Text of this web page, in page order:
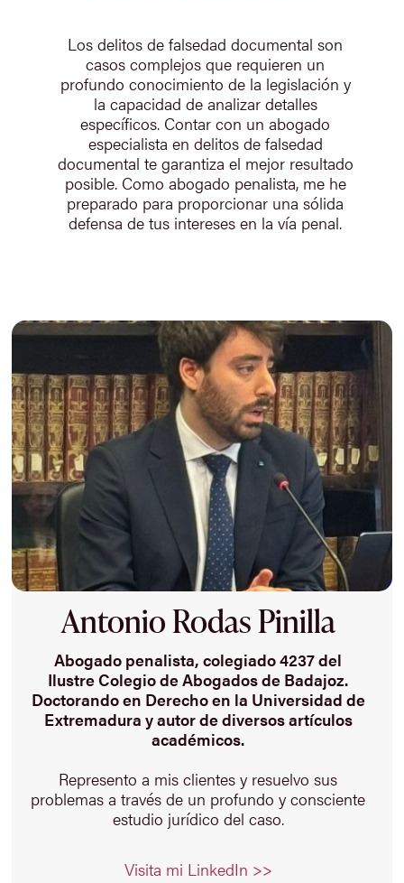
Los delitos de falsedad documental son
casos complejos que requieren un
profundo conocimiento de la legislación y
la capacidad de analizar detalles
específicos. Contar con un abogado
especialista en delitos de falsedad
documental te garantiza el mejor resultado
posible. Como abogado penalista, me he
preparado para proporcionar una sólida
defensa de tus intereses en la vía penal.
Antonio Rodas Pinilla
Abogado penalista, colegiado 4237 del
Ilustre Colegio de Abogados de Badajoz.
Doctorando en Derecho en la Universidad de
Extremadura y autor de diversos artículos
académicos.
Represento a mis clientes y resuelvo sus
problemas a través de un profundo y consciente
estudio jurídico del caso.
Visita mi LinkedIn >>